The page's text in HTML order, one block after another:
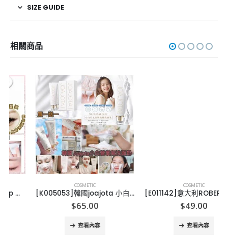
SIZE GUIDE
相關商品
[K005053]韓國joajota 小白管氧氣洗面奶-2支
65.00
查看內容
[E011142]意大利ROBERTS玫瑰爽膚水300ML
49.00
查看內容